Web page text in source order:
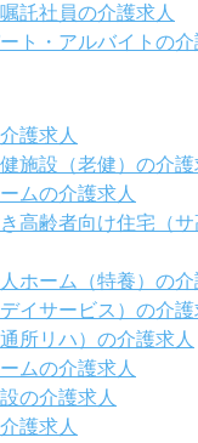
託社員の介護求人
ト・アルバイトの介
護求人
施設（老健）の介護
ムの介護求人
高齢者向け住宅（
ホーム（特養）の介
イサービス）の介護
所リハ）の介護求人
ムの介護求人
の介護求人
護求人